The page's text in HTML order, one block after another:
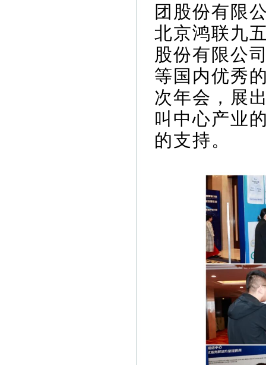
团股份有限
北京鸿联九
股份有限公
等国内优秀
次年会，展
叫中心产业
的支持。